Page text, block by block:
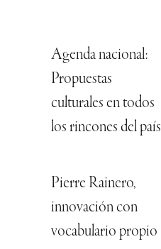
Agenda nacional:
Propuestas
culturales en todos
los rincones del país
Pierre Rainero,
innovación con
vocabulario propio